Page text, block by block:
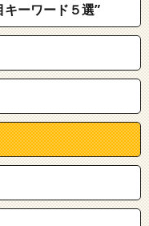
ーワード５選”